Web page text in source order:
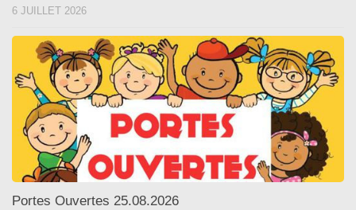
6 JUILLET 2026
Portes Ouvertes 25.08.2026